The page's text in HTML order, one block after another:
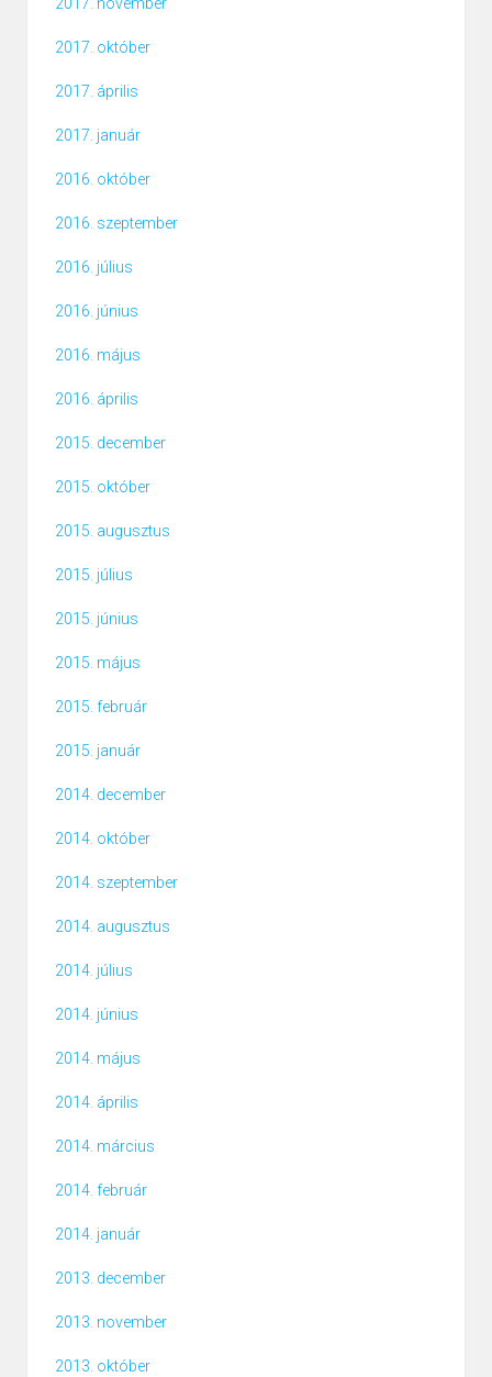
2017. november
2017. október
2017. április
2017. január
2016. október
2016. szeptember
2016. július
2016. június
2016. május
2016. április
2015. december
2015. október
2015. augusztus
2015. július
2015. június
2015. május
2015. február
2015. január
2014. december
2014. október
2014. szeptember
2014. augusztus
2014. július
2014. június
2014. május
2014. április
2014. március
2014. február
2014. január
2013. december
2013. november
2013. október